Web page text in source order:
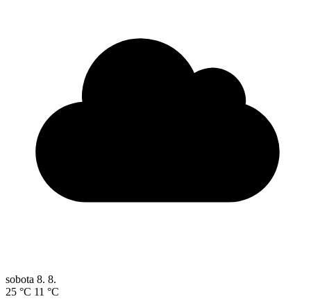
sobota 8. 8.
25 °C 11 °C